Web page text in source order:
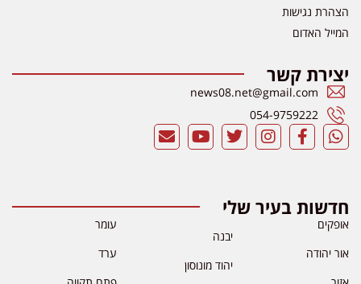
הצהרת נגישות
המייל האדום
יצירת קשר
news08.net@gmail.com
054-9759222
חדשות בעיר שלי
אופקים
אור יהודה
יבנה
יהוד מונוסון
עומר
ערד